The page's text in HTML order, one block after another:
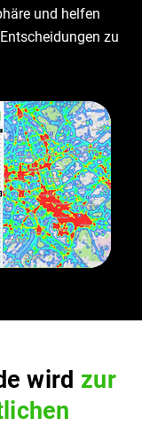
und helfen
zu
wird zur